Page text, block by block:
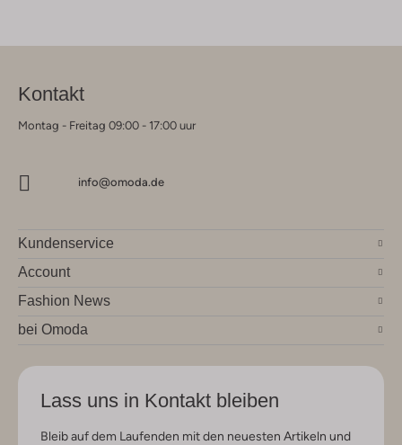
Kontakt
Montag - Freitag 09:00 - 17:00 uur
info@omoda.de
Kundenservice
Account
Fashion News
bei Omoda
Lass uns in Kontakt bleiben
Bleib auf dem Laufenden mit den neuesten Artikeln und